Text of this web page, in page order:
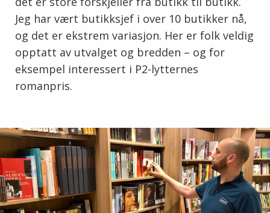
Jeg har vært butikksjef i over 10 butikker nå,
og det er ekstrem variasjon. Her er folk veldig
opptatt av utvalget og bredden – og for
eksempel interessert i P2-lytternes
romanpris.